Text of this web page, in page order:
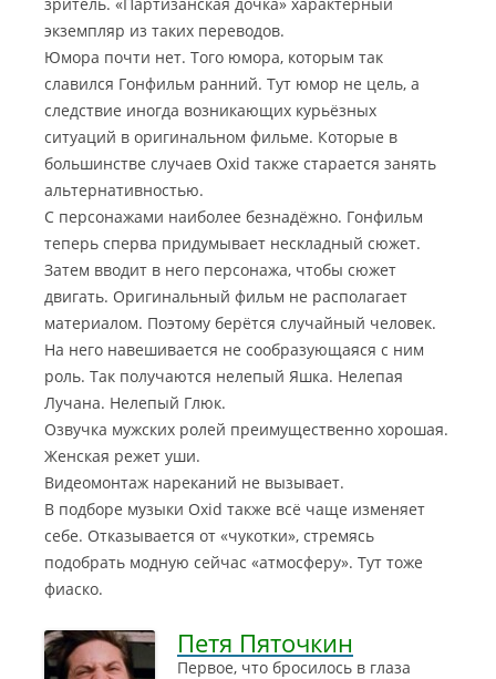
экземпляр из таких переводов.
Юмора почти нет. Того юмора, которым так
славился Гонфильм ранний. Тут юмор не цель, а
следствие иногда возникающих курьёзных
ситуаций в оригинальном фильме. Которые в
большинстве случаев Oxid также старается занять
альтернативностью.
С персонажами наиболее безнадёжно. Гонфильм
теперь сперва придумывает нескладный сюжет.
Затем вводит в него персонажа, чтобы сюжет
двигать. Оригинальный фильм не располагает
материалом. Поэтому берётся случайный человек.
На него навешивается не сообразующаяся с ним
роль. Так получаются нелепый Яшка. Нелепая
Лучана. Нелепый Глюк.
Озвучка мужских ролей преимущественно хорошая.
Женская режет уши.
Видеомонтаж нареканий не вызывает.
В подборе музыки Oxid также всё чаще изменяет
себе. Отказывается от «чукотки», стремясь
подобрать модную сейчас «атмосферу». Тут тоже
фиаско.
Петя Пяточкин
Первое, что бросилось в глаза